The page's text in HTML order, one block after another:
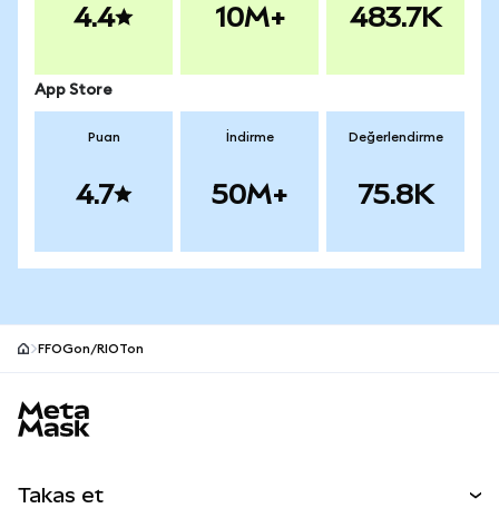
4.4 10M+ 483.7K
App Store
Puan
4.7
İndirme
50M+
Değerlendirme
75.8K
FFOGon/RIOTon
Takas et